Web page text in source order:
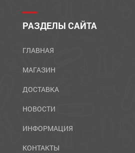
РАЗДЕЛЫ САЙТА
ГЛАВНАЯ
МАГАЗИН
ДОСТАВКА
НОВОСТИ
ИНФОРМАЦИЯ
КОНТАКТЫ